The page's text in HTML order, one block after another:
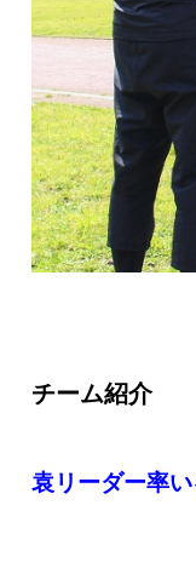
チーム紹介
袁リーダー率